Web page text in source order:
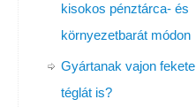
kisokos pénztárca- és
környezetbarát módon
Gyártanak vajon fekete
téglát is?